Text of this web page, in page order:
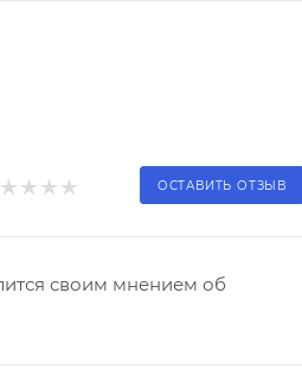
ОСТАВИТЬ ОТЗЫВ
своим мнением об